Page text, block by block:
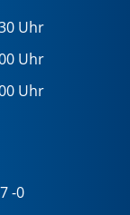
Uhr
Uhr
Uhr
-0